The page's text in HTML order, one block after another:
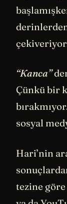
“Kanca”
Çünkü bir
sosyal
Hari’nin
tezine göre